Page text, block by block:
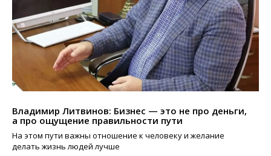
Владимир Литвинов: Бизнес — это не про деньги,
а про ощущение правильности пути
На этом пути важны отношение к человеку и желание
делать жизнь людей лучше